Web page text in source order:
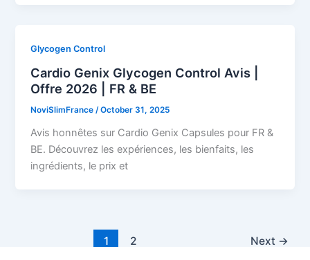
Glycogen Control
Cardio Genix Glycogen Control Avis |
Offre 2026 | FR & BE
NoviSlimFrance/October 31, 2025
Avis honnêtes sur Cardio Genix Capsules pour FR &
BE. Découvrez les expériences, les bienfaits, les
ingrédients, le prix et
1 2 Next →